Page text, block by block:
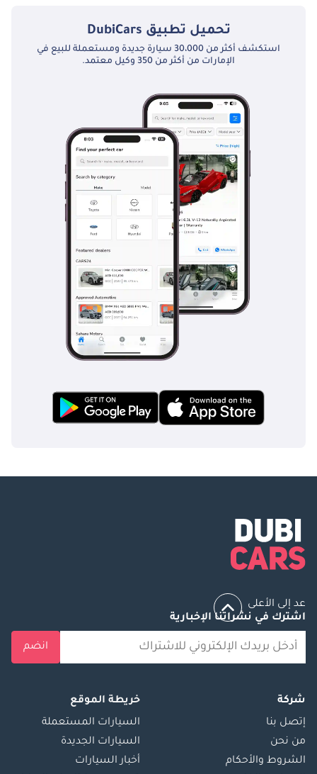
تحميل تطبيق DubiCars
استكشف أكثر من 30،000 سيارة جديدة ومستعملة للبيع في
الإمارات من أكثر من 350 وكيل معتمد.
عد إلى الأعلى
اشترك في نشراتنا الإخبارية
انضم
شركة
إتصل بنا
من نحن
الشروط والأحكام
خريطة الموقع
السيارات المستعملة
السيارات الجديدة
أخبار السيارات